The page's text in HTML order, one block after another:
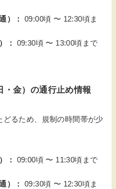
）：
09:00頃 〜 12:30頃ま
：
09:30頃 〜 13:00頃まで
・金）の通行止め情報
るため、規制の時間帯が少
：
09:00頃 〜 11:30頃まで
）：
09:30頃 〜 12:30頃ま